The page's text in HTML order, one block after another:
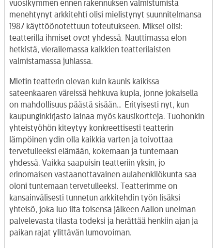
vuosikymmen ennen rakennuksen valmistumista
menehtynyt arkkitehti olisi mielistynyt suunnitelmansa
1987 käyttöönotettuun toteutukseen. Miksei olisi:
teatterilla ihmiset ovat yhdessä. Nauttimassa elon
hetkistä, vierailemassa kaikkien teatterilaisten
valmistamassa juhlassa.
Mietin teatterin olevan kuin kaunis kaikissa
sateenkaaren väreissä hehkuva kupla, jonne jokaisella
on mahdollisuus päästä sisään… Erityisesti nyt, kun
kaupunginkirjasto lainaa myös kausikortteja. Tuohonkin
yhteistyöhön kiteytyy konkreettisesti teatterin
lämpöinen ydin olla kaikkia varten ja toivottaa
tervetulleeksi elämään, kokemaan ja tuntemaan
yhdessä. Vaikka saapuisin teatteriin yksin, jo
erinomaisen vastaanottavainen aulahenkilökunta saa
oloni tuntemaan tervetulleeksi. Teatterimme on
kansainvälisesti tunnetun arkkitehdin työn lisäksi
yhteisö, joka luo ilta toisensa jälkeen Aallon unelman
palvelevasta tilasta todeksi ja herättää henkiin ajan ja
paikan rajat ylittävän lumovoiman.